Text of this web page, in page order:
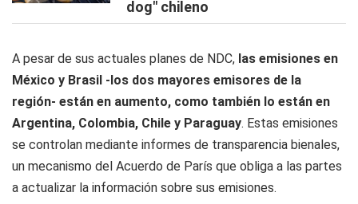
dog" chileno
A pesar de sus actuales planes de NDC, las emisiones en
México y Brasil -los dos mayores emisores de la
región- están en aumento, como también lo están en
Argentina, Colombia, Chile y Paraguay. Estas emisiones
se controlan mediante informes de transparencia bienales,
un mecanismo del Acuerdo de París que obliga a las partes
a actualizar la información sobre sus emisiones.